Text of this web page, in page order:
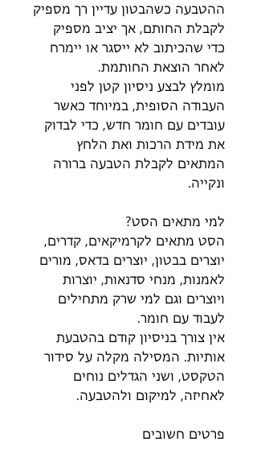
ההטבעה כשהבטון עדיין רך מספיק
לקבלת החותם, אך יציב מספיק
כדי שהכיתוב לא ייסגר או יימרח
לאחר הוצאת החותמת.
מומלץ לבצע ניסיון קטן לפני
העבודה הסופית, במיוחד כאשר
עובדים עם חומר חדש, כדי לבדוק
את מידת הרכות ואת הלחץ
המתאים לקבלת הטבעה ברורה
ונקייה.
למי מתאים הסט?
הסט מתאים לקרמיקאים, קדרים,
יוצרים בבטון, יוצרים בדאס, מורים
לאמנות, מנחי סדנאות, יוצרות
ויוצרים וגם למי שרק מתחילים
לעבוד עם חומר.
אין צורך בניסיון קודם בהטבעת
אותיות. המסילה מקלה על סידור
הטקסט, ושני הגדלים נוחים
לאחיזה, למיקום ולהטבעה.
פרטים חשובים